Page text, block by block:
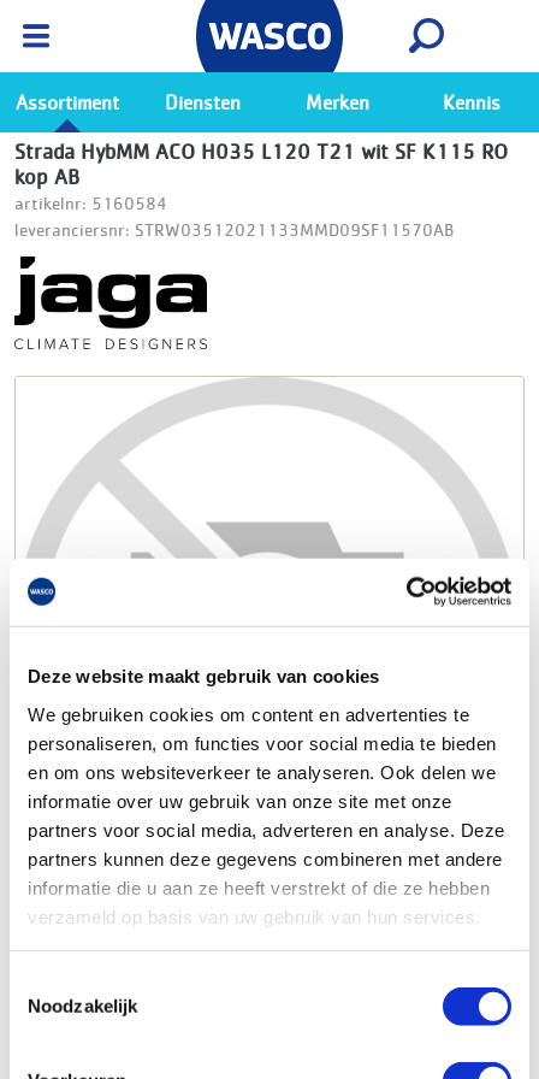
Deze website maakt gebruik van cookies
We gebruiken cookies om content en advertenties te
personaliseren, om functies voor social media te bieden
en om ons websiteverkeer te analyseren. Ook delen we
informatie over uw gebruik van onze site met onze
partners voor social media, adverteren en analyse. Deze
partners kunnen deze gegevens combineren met andere
informatie die u aan ze heeft verstrekt of die ze hebben
verzameld op basis van uw gebruik van hun services.
Noodzakelijk
Ga naar de Wasco app
Bekijk
Assortiment Diensten Merken Kennis
Strada HybMM ACO H035 L120 T21 wit SF K115 RO
kop AB
artikelnr: 5160584
leveranciersnr: STRW03512021133MMD09SF11570AB